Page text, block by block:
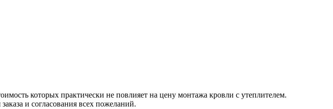
которых практически не повлияет на цену монтажа кровли с утеплителем.
и согласования всех пожеланий.